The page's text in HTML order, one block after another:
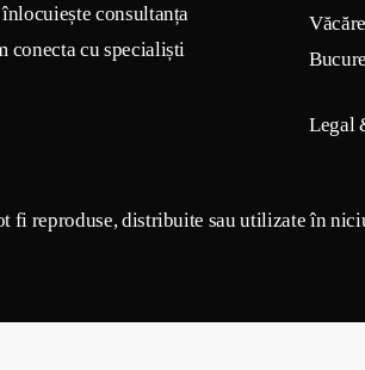
consultanța
conecta cu specialiști
Legal
reproduse, distribuite sau utilizate în